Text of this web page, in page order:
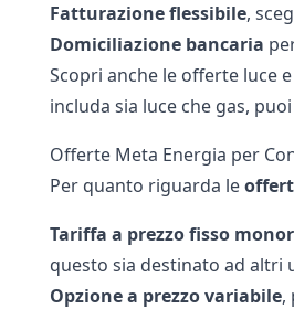
Fatturazione flessibile,
Domiciliazione bancaria
Scopri anche le offerte luce
includa sia luce che gas,
Offerte Meta Energia per
Per quanto riguarda le
Tariffa a prezzo fisso
questo sia destinato ad altri
Opzione a prezzo variabile,